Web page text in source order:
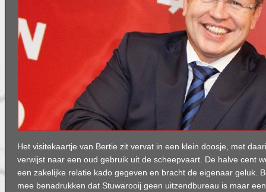
Het visitekaartje van Bertie zit vervat in een klein doosje, met
verwijst naar een oud gebruik uit de scheepvaart. De halve cent
een zakelijke relatie kado gegeven en bracht de eigenaar geluk.
mee benadrukken dat Stuwarooij geen uitzendbureau is maar